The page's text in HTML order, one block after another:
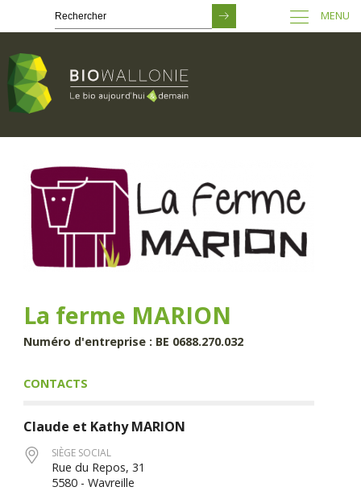
contenu
principal
MENU
La ferme MARION
Numéro d'entreprise : BE 0688.270.032
CONTACTS
Claude et Kathy MARION
SIÈGE SOCIAL
Rue du Repos, 31
5580 - Wavreille